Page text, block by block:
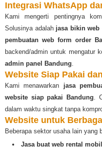
Integrasi WhatsApp
Kami mengerti pentingnya
Solusinya adalah jasa bikin web
pembuatan web form order
backend/admin untuk mengatur
admin panel Bandung.
Website Siap Pakai
Kami menawarkan jasa
website siap pakai Bandung.
dalam waktu singkat tanpa
Website untuk
Beberapa sektor usaha lain yang
Jasa buat web rental